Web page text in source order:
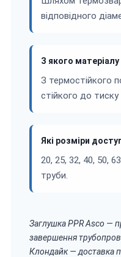
відповідного
З якого
З термостійкого
стійкого до
Які розміри
20, 25, 32, 40, 50,
труби.
Заглушка PPR Asco —
завершення
Клондайк — доставка